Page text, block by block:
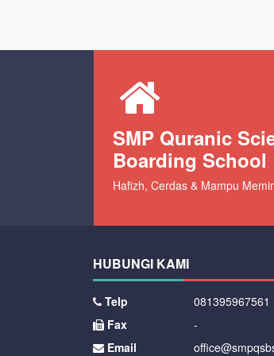
SMP Quranic
Boarding School
Hafizh, Cerdas & Mampu
HUBUNGI KAMI
Telp
081395967561
Fax
-
Email